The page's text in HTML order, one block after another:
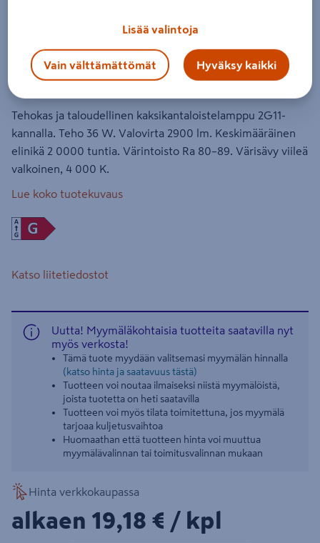
Loistelamppu OSRAM Dulux L
36W/840 2G11 FS
Tuotenumero:500775569 EAN-koodi :4050300010786
Tehokas ja taloudellinen kaksikantaloistelamppu 2G11-
kannalla. Teho 36 W. Valovirta 2900 lm. Keskimääräinen
elinikä 2 0000 tuntia. Värintoisto Ra 80–89. Värisävy viileä
valkoinen, 4 000 K.
Lue koko tuotekuvaus
Katso liitetiedostot
Uutta! Myymäläkohtaisia tuotteita saatavilla nyt
myös verkosta!
Tämä tuote myydään valitsemasi myymälän hinnalla
(katso hinta ja saatavuus tästä)
Tuotteen voi noutaa ilmaiseksi niistä myymälöistä,
joista tuotetta on heti saatavilla
Tuotteen voi myös tilata toimitettuna, jos myymälä
tarjoaa kuljetusvaihtoa
Huomaathan että tuotteen hinta voi muuttua
myymälävalinnan tai toimitusvalinnan mukaan
Hinta verkkokaupassa
alkaen 19,18€/kpl
19,18 € / kpl
Lisää valintoja
Vain välttämättömät Hyväksy kaikki